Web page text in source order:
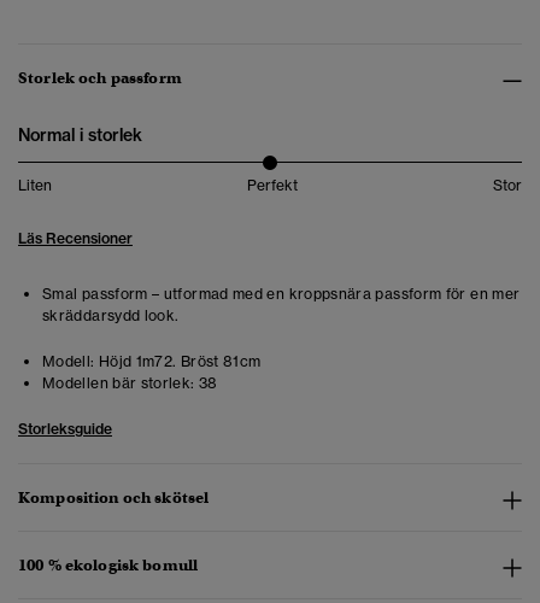
Storlek och passform
Normal i storlek
Liten Perfekt Stor
Läs Recensioner
Smal passform – utformad med en kroppsnära passform för en mer
skräddarsydd look.
Modell: Höjd 1m72. Bröst 81cm
Modellen bär storlek: 38
Storleksguide
Komposition och skötsel
100 % ekologisk bomull